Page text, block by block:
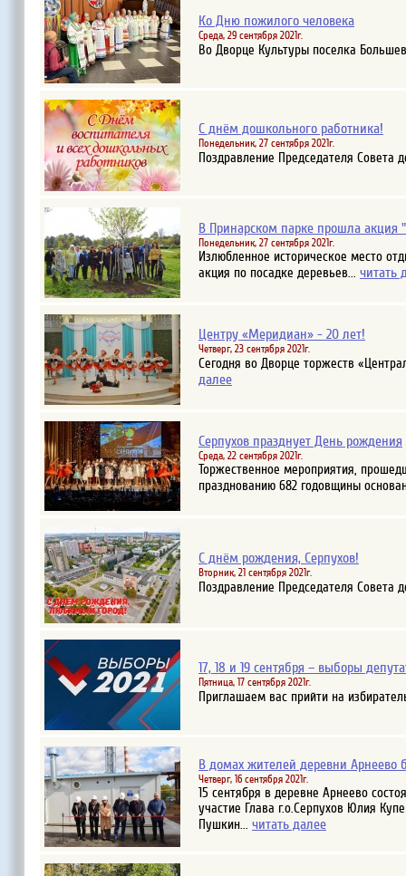
Ко Дню пожилого человека
Среда, 29 сентября 2021г.
Во Дворце Культуры поселка
С днём дошкольного работника!
Понедельник, 27 сентября 2021г.
Поздравление Председателя Совета
В Принарском парке прошла акция
Понедельник, 27 сентября 2021г.
Излюбленное историческое место
акция по посадке деревьев... читать
Центру «Меридиан» - 20 лет!
Четверг, 23 сентября 2021г.
Сегодня во Дворце торжеств
далее
Серпухов празднует День рождения
Среда, 22 сентября 2021г.
Торжественное мероприятия,
празднованию 682 годовщины
С днём рождения, Серпухов!
Вторник, 21 сентября 2021г.
Поздравление Председателя Совета
17, 18 и 19 сентября – выборы
Пятница, 17 сентября 2021г.
Приглашаем вас прийти на
В домах жителей деревни Арнеево
Четверг, 16 сентября 2021г.
15 сентября в деревне Арнеево
участие Глава г.о.Серпухов Юлия
Пушкин... читать далее